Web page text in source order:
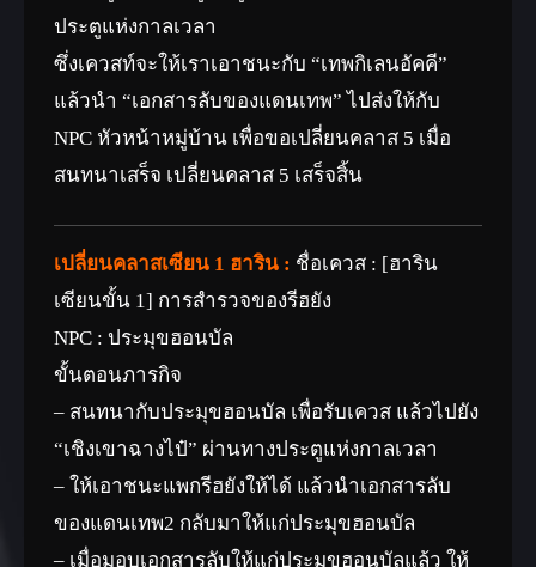
ประตูแห่งกาลเวลา
ซึ่งเควสท์จะให้เราเอาชนะกับ “เทพกิเลนอัคคี”
แล้วนำ “เอกสารลับของแดนเทพ” ไปส่งให้กับ
NPC หัวหน้าหมู่บ้าน เพื่อขอเปลี่ยนคลาส 5 เมื่อ
สนทนาเสร็จ เปลี่ยนคลาส 5 เสร็จสิ้น
เปลี่ยนคลาสเซียน 1 ฮาริน : ชื่อเควส : [ฮาริน
เซียนขั้น 1] การสำรวจของรีฮยัง
NPC : ประมุขฮอนบัล
ขั้นตอนภารกิจ
– สนทนากับประมุขฮอนบัล เพื่อรับเควส แล้วไปยัง
“เชิงเขาฉางไป๋” ผ่านทางประตูแห่งกาลเวลา
– ให้เอาชนะแพกรีฮยังให้ได้ แล้วนำเอกสารลับ
ของแดนเทพ2 กลับมาให้แก่ประมุขฮอนบัล
– เมื่อมอบเอกสารลับให้แก่ประมุขฮอนบัลแล้ว ให้